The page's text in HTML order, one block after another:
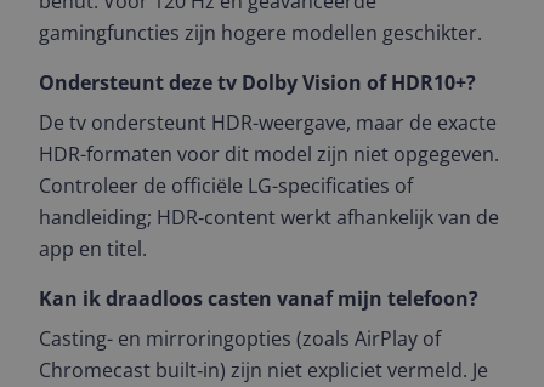
gamingfuncties zijn hogere modellen geschikter.
Ondersteunt deze tv Dolby Vision of HDR10+?
De tv ondersteunt HDR-weergave, maar de exacte
HDR-formaten voor dit model zijn niet opgegeven.
Controleer de officiële LG-specificaties of
handleiding; HDR‑content werkt afhankelijk van de
app en titel.
Kan ik draadloos casten vanaf mijn telefoon?
Casting- en mirroringopties (zoals AirPlay of
Chromecast built‑in) zijn niet expliciet vermeld. Je